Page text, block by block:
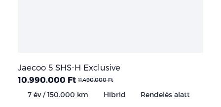
Jaecoo 5 SHS-H Exclusive
10.990.000 Ft 11.490.000 Ft
7 év / 150.000 km Hibrid Rendelés alatt